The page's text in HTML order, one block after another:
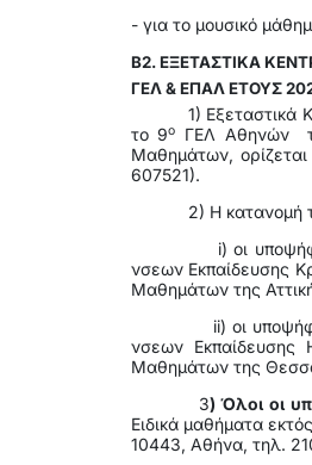
- για το μουσικό
Β2. ΕΞΕΤΑΣΤΙΚΑ
ΓΕΛ & ΕΠΑΛ ΕΤΟΥΣ
1) Εξεταστικά
το 9ο
ΓΕΛ Αθηνών
Μαθημάτων,
607521).
2) Η κατανομή
i) οι
νσεων Εκπαίδευσης
Μαθημάτων της
ii) οι
νσεων Εκπαίδευσης
Μαθημάτων της
3) Όλοι οι
Ειδικά μαθήματα
10443, Αθήνα, τηλ.